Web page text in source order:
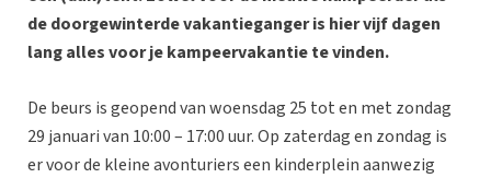
de doorgewinterde vakantieganger is hier vijf dagen
lang alles voor je kampeervakantie te vinden.
De beurs is geopend van woensdag 25 tot en met zondag
29 januari van 10:00 – 17:00 uur. Op zaterdag en zondag is
er voor de kleine avonturiers een kinderplein aanwezig